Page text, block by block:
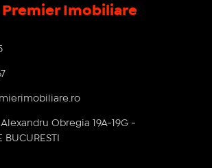
Premier Imobiliare
Obregia 19A-19G -
BUCURESTI